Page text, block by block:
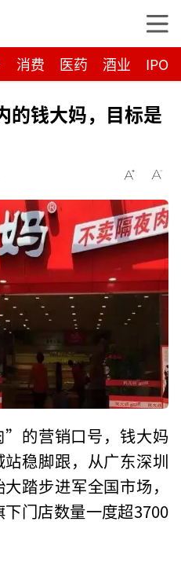
消费 医药 酒业 IPO
的钱大妈，目标是
的营销口号，钱大妈
稳脚跟，从广东深圳
踏步进军全国市场，
门店数量一度超3700